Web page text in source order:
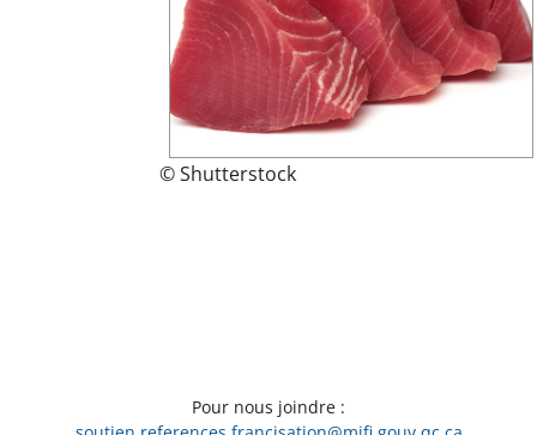
© Shutterstock
Pour nous joindre :